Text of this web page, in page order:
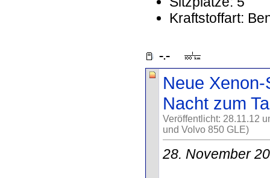
Kraftstoffart:
Neue
Nacht zum
Veröffentlicht: 28.11.12
und Volvo 850 GLE)
28. November